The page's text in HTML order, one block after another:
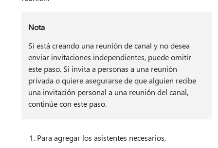
Nota
Si está creando una reunión de canal y no desea
enviar invitaciones independientes, puede omitir
este paso. Si invita a personas a una reunión
privada o quiere asegurarse de que alguien recibe
una invitación personal a una reunión del canal,
continúe con este paso.
Para agregar los asistentes necesarios,